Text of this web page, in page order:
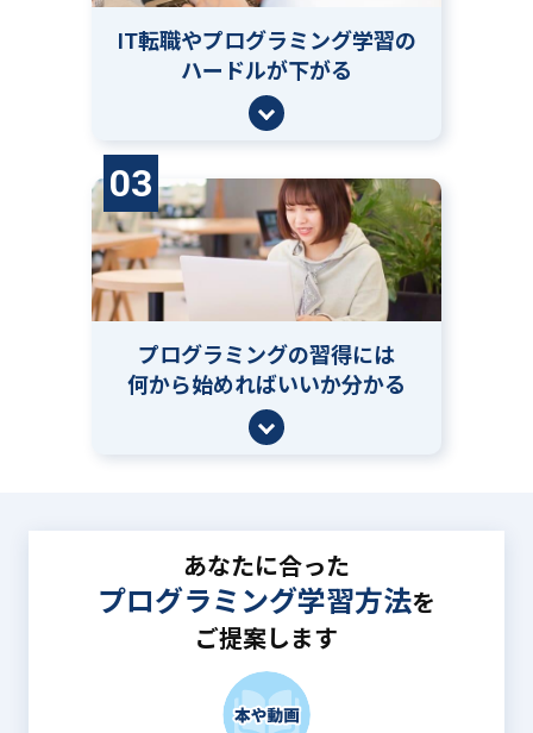
IT転職やプログラミング学習の
ハードルが下がる
03
プログラミングの習得には
何から始めればいいか分かる
あなたに合った
プログラミング学習方法を
ご提案します